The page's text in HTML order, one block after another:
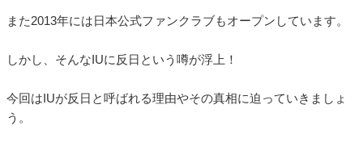
また2013年には日本公式ファンクラブもオープンしています。
しかし、そんなIUに反日という噂が浮上！
今回はIUが反日と呼ばれる理由やその真相に迫っていきましょ
う。